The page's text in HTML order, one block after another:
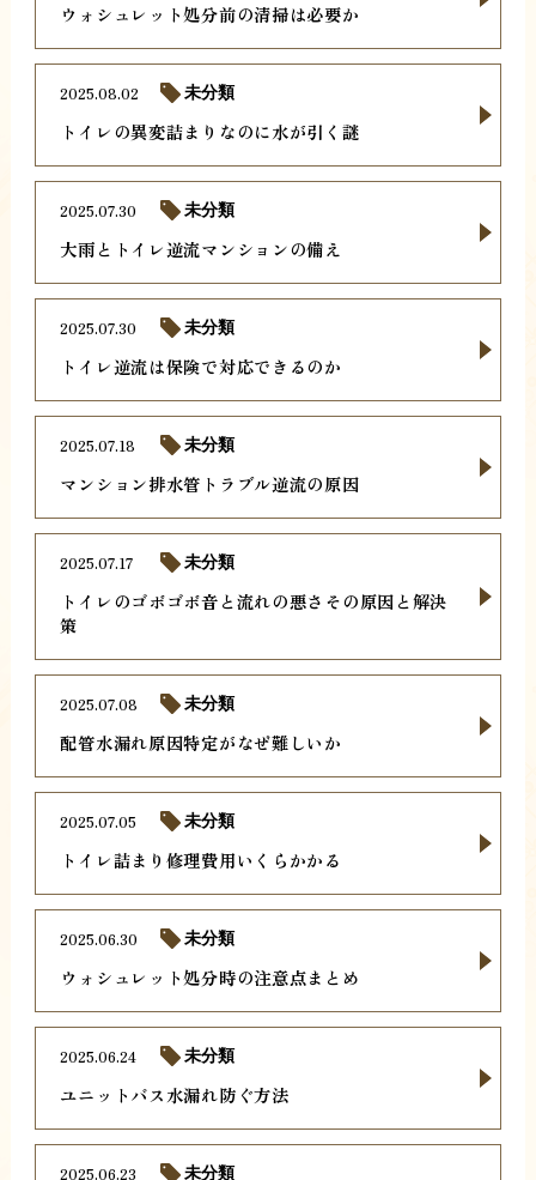
ウォシュレット処分前の清掃は必要か
トイレの異変詰まりなのに水が引く謎
2025.08.02 未分類
大雨とトイレ逆流マンションの備え
2025.07.30 未分類
トイレ逆流は保険で対応できるのか
2025.07.30 未分類
マンション排水管トラブル逆流の原因
2025.07.18 未分類
トイレのゴボゴボ音と流れの悪さその原因と解決
策
2025.07.17 未分類
配管水漏れ原因特定がなぜ難しいか
2025.07.08 未分類
トイレ詰まり修理費用いくらかかる
2025.07.05 未分類
ウォシュレット処分時の注意点まとめ
2025.06.30 未分類
ユニットバス水漏れ防ぐ方法
2025.06.24 未分類
2025.06.23 未分類